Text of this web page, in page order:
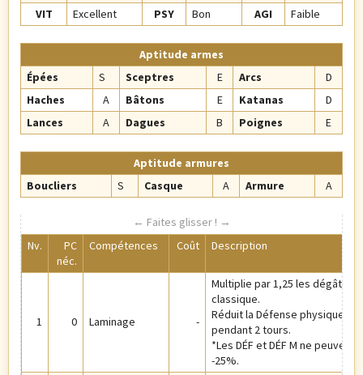
VIT
Excellent PSY Bon AGI Faible
Aptitude armes
Épées
S Sceptres E Arcs
D
Haches
A Bâtons E Katanas
D
Lances
A Dagues B Poignes E
Aptitude armures
Boucliers
S Casque A Armure A
Nv.
PC
néc.
Compétences Coût Description
1 0 Laminage -
Multiplie par 1,25 les dégâts
classique.
Réduit la Défense physique et
pendant 2 tours.
*Les DÉF et DÉF M ne
-25%.